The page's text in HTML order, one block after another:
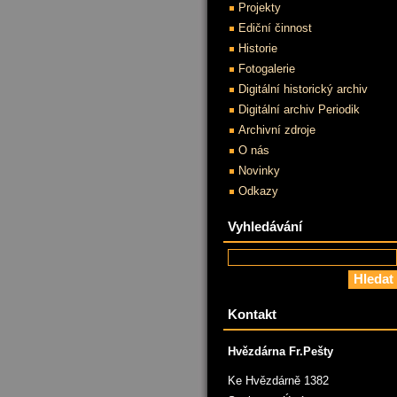
Projekty
Ediční činnost
Historie
Fotogalerie
Digitální historický archiv
Digitální archiv Periodik
Archivní zdroje
O nás
Novinky
Odkazy
Vyhledávání
Kontakt
Hvězdárna Fr.Pešty
Ke Hvězdárně 1382